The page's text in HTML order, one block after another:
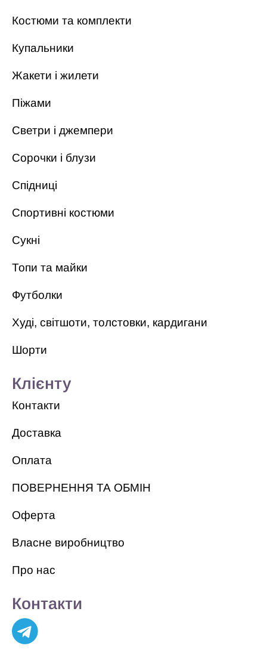
Костюми та комплекти
Купальники
Жакети і жилети
Піжами
Светри і джемпери
Сорочки і блузи
Спідниці
Спортивні костюми
Сукні
Топи та майки
Футболки
Худі, світшоти, толстовки, кардигани
Шорти
Клієнту
Контакти
Доставка
Оплата
ПОВЕРНЕННЯ ТА ОБМІН
Оферта
Власне виробництво
Про нас
Контакти